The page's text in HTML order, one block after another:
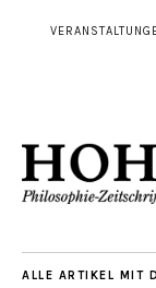
ALLE ARTIKEL MIT